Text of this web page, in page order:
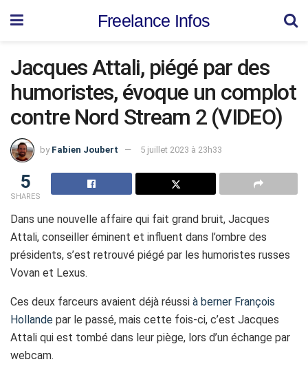
Freelance Infos
Jacques Attali, piégé par des
humoristes, évoque un complot
contre Nord Stream 2 (VIDEO)
by Fabien Joubert 5 juillet 2023 à 23h33
5
SHARES
Dans une nouvelle affaire qui fait grand bruit, Jacques
Attali, conseiller éminent et influent dans l’ombre des
présidents, s’est retrouvé piégé par les humoristes russes
Vovan et Lexus.
Ces deux farceurs avaient déjà réussi à berner François
Hollande par le passé, mais cette fois-ci, c’est Jacques
Attali qui est tombé dans leur piège, lors d’un échange par
webcam.